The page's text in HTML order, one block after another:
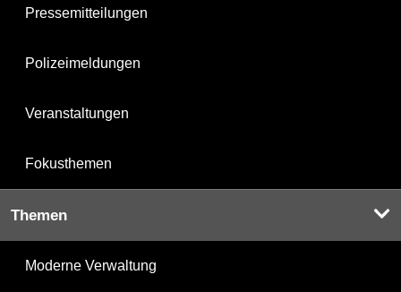
Pressemitteilungen
Polizeimeldungen
Veranstaltungen
Fokusthemen
Themen
Moderne Verwaltung